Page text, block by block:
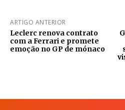
ARTIGO ANTERIOR
Leclerc renova contrato
com a Ferrari e promete
emoção no GP de mónaco